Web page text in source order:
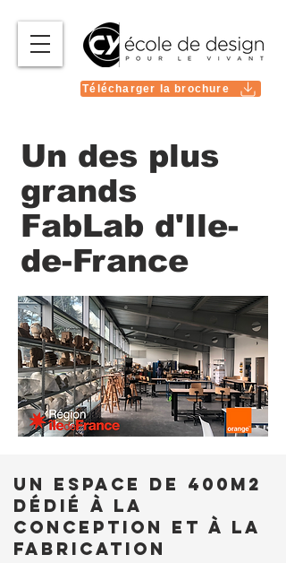
Télécharger la brochure
Un des plus
grands
FabLab d'Ile-
de-France
Un espace de 400m2
dédié à la
conception et à la
fabrication